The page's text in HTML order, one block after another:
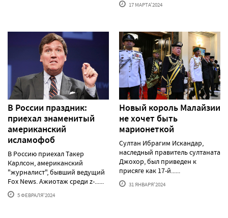
17 МАРТА'2024
В России праздник:
приехал знаменитый
американский
исламофоб
В Россию приехал Такер
Карлсон, американский
"журналист", бывший ведущий
Fox News. Ажиотаж среди z-......
5 ФЕВРАЛЯ'2024
Новый король Малайзии
не хочет быть
марионеткой
Султан Ибрагим Искандар,
наследный правитель султаната
Джохор, был приведен к
присяге как 17-й......
31 ЯНВАРЯ'2024